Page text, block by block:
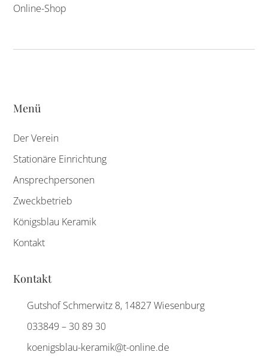
Online-Shop
Menü
Der Verein
Stationäre Einrichtung
Ansprechpersonen
Zweckbetrieb
Königsblau Keramik
Kontakt
Kontakt
Gutshof Schmerwitz 8, 14827 Wiesenburg
033849 – 30 89 30
koenigsblau-keramik@t-online.de